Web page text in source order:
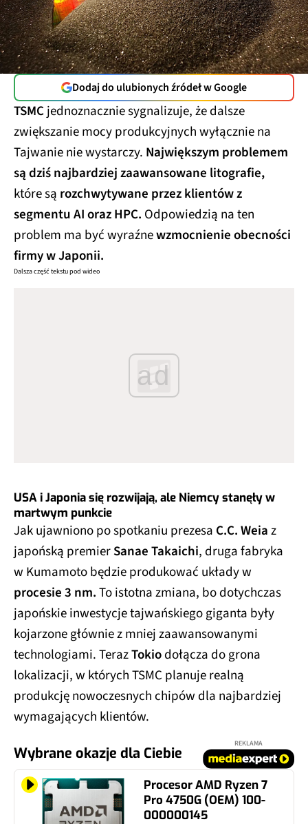
Dodaj do ulubionych źródeł w Google
TSMCjednoznacznie sygnalizuje, że dalsze
zwiększanie mocy produkcyjnych wyłącznie na
Tajwanie nie wystarczy. Największym problemem
są dziś najbardziej zaawansowane litografie,
które są rozchwytywane przez klientów z
segmentu AI oraz HPC. Odpowiedzią na ten
problem ma być wyraźnewzmocnienie obecności
firmy w Japonii.
Dalsza część tekstu pod wideo
ad
USA i Japonia się rozwijają, ale Niemcy stanęły w
martwym punkcie
Jak ujawniono po spotkaniu prezesa C.C. Weiaz
japońską premierSanae Takaichi, druga fabryka
w Kumamoto będzie produkować układy w
procesie 3 nm.To istotna zmiana, bo dotychczas
japońskie inwestycje tajwańskiego giganta były
kojarzone głównie z mniej zaawansowanymi
technologiami. TerazTokiodołącza do grona
lokalizacji, w których TSMC planuje realną
produkcję nowoczesnych chipów dla najbardziej
wymagających klientów.
Wybrane okazje dla Ciebie
REKLAMA
Procesor AMD Ryzen 7
Pro 4750G (OEM) 100-
000000145